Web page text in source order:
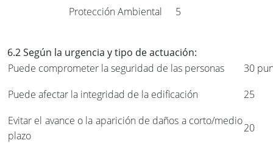
Protección Ambiental
5
6.2 Según la urgencia y tipo de actuación:
Puede comprometer la seguridad de las personas
30
Puede afectar la integridad de la edificación
25
Evitar el avance o la aparición de daños a corto/medio
plazo
20